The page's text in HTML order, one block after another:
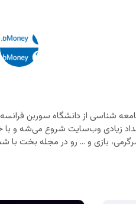
شناسی از دانشگاه سوربن
زیادی وب‌سایت شروع می‌شه و
بازی و ... رو در مجله بخت با